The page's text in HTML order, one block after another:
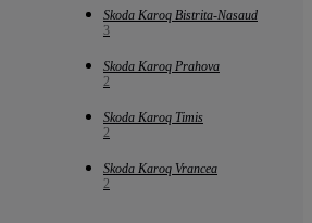
Skoda Karoq Bistrita-Nasaud
3
Skoda Karoq Prahova
2
Skoda Karoq Timis
2
Skoda Karoq Vrancea
2